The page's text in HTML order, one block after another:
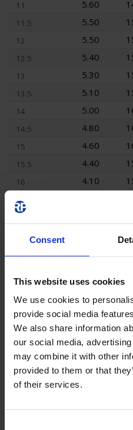
Consent
This website uses cookies
We use cookies to
provide social media
We also share information
our social media,
may combine it with other
provided to them or that
of their services.
11 5.60
11.5 5.50
12 5.50
12.5 5.40
13 5.30
13.5 5.10
14 5.00
14.5 4.80
15 4.60
15.5 4.40
16 4.10
16.5
17.5
19 0.00
19.5 0.00
20 0.00